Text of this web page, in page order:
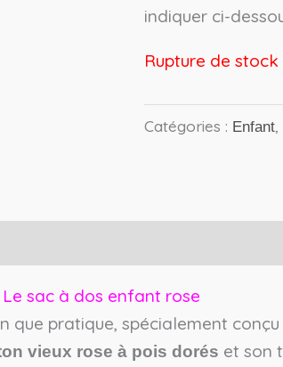
indiquer ci-
Rupture de stock
Catégories : Enfant,
Le sac à dos enfant rose
que pratique, spécialement
vieux rose à pois dorés et son